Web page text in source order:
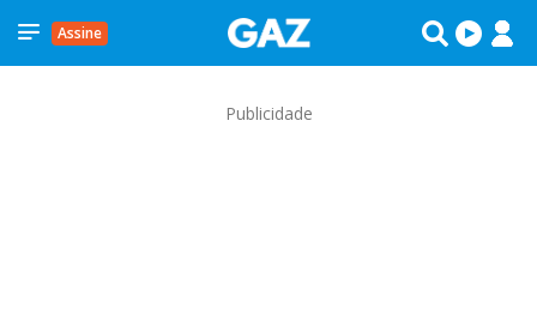
Assine
Publicidade